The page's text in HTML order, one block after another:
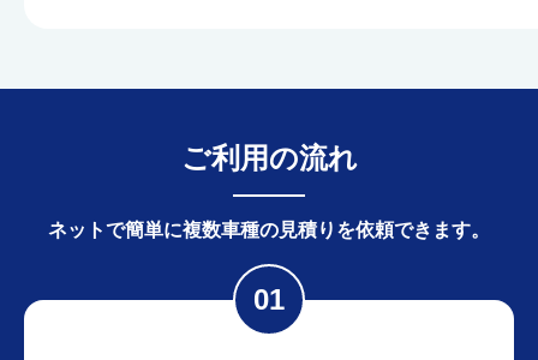
ご利用の流れ
ネットで簡単に複数車種の見積りを依頼できます。